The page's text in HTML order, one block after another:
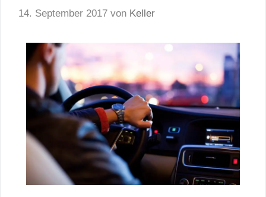
14. September 2017 von Keller